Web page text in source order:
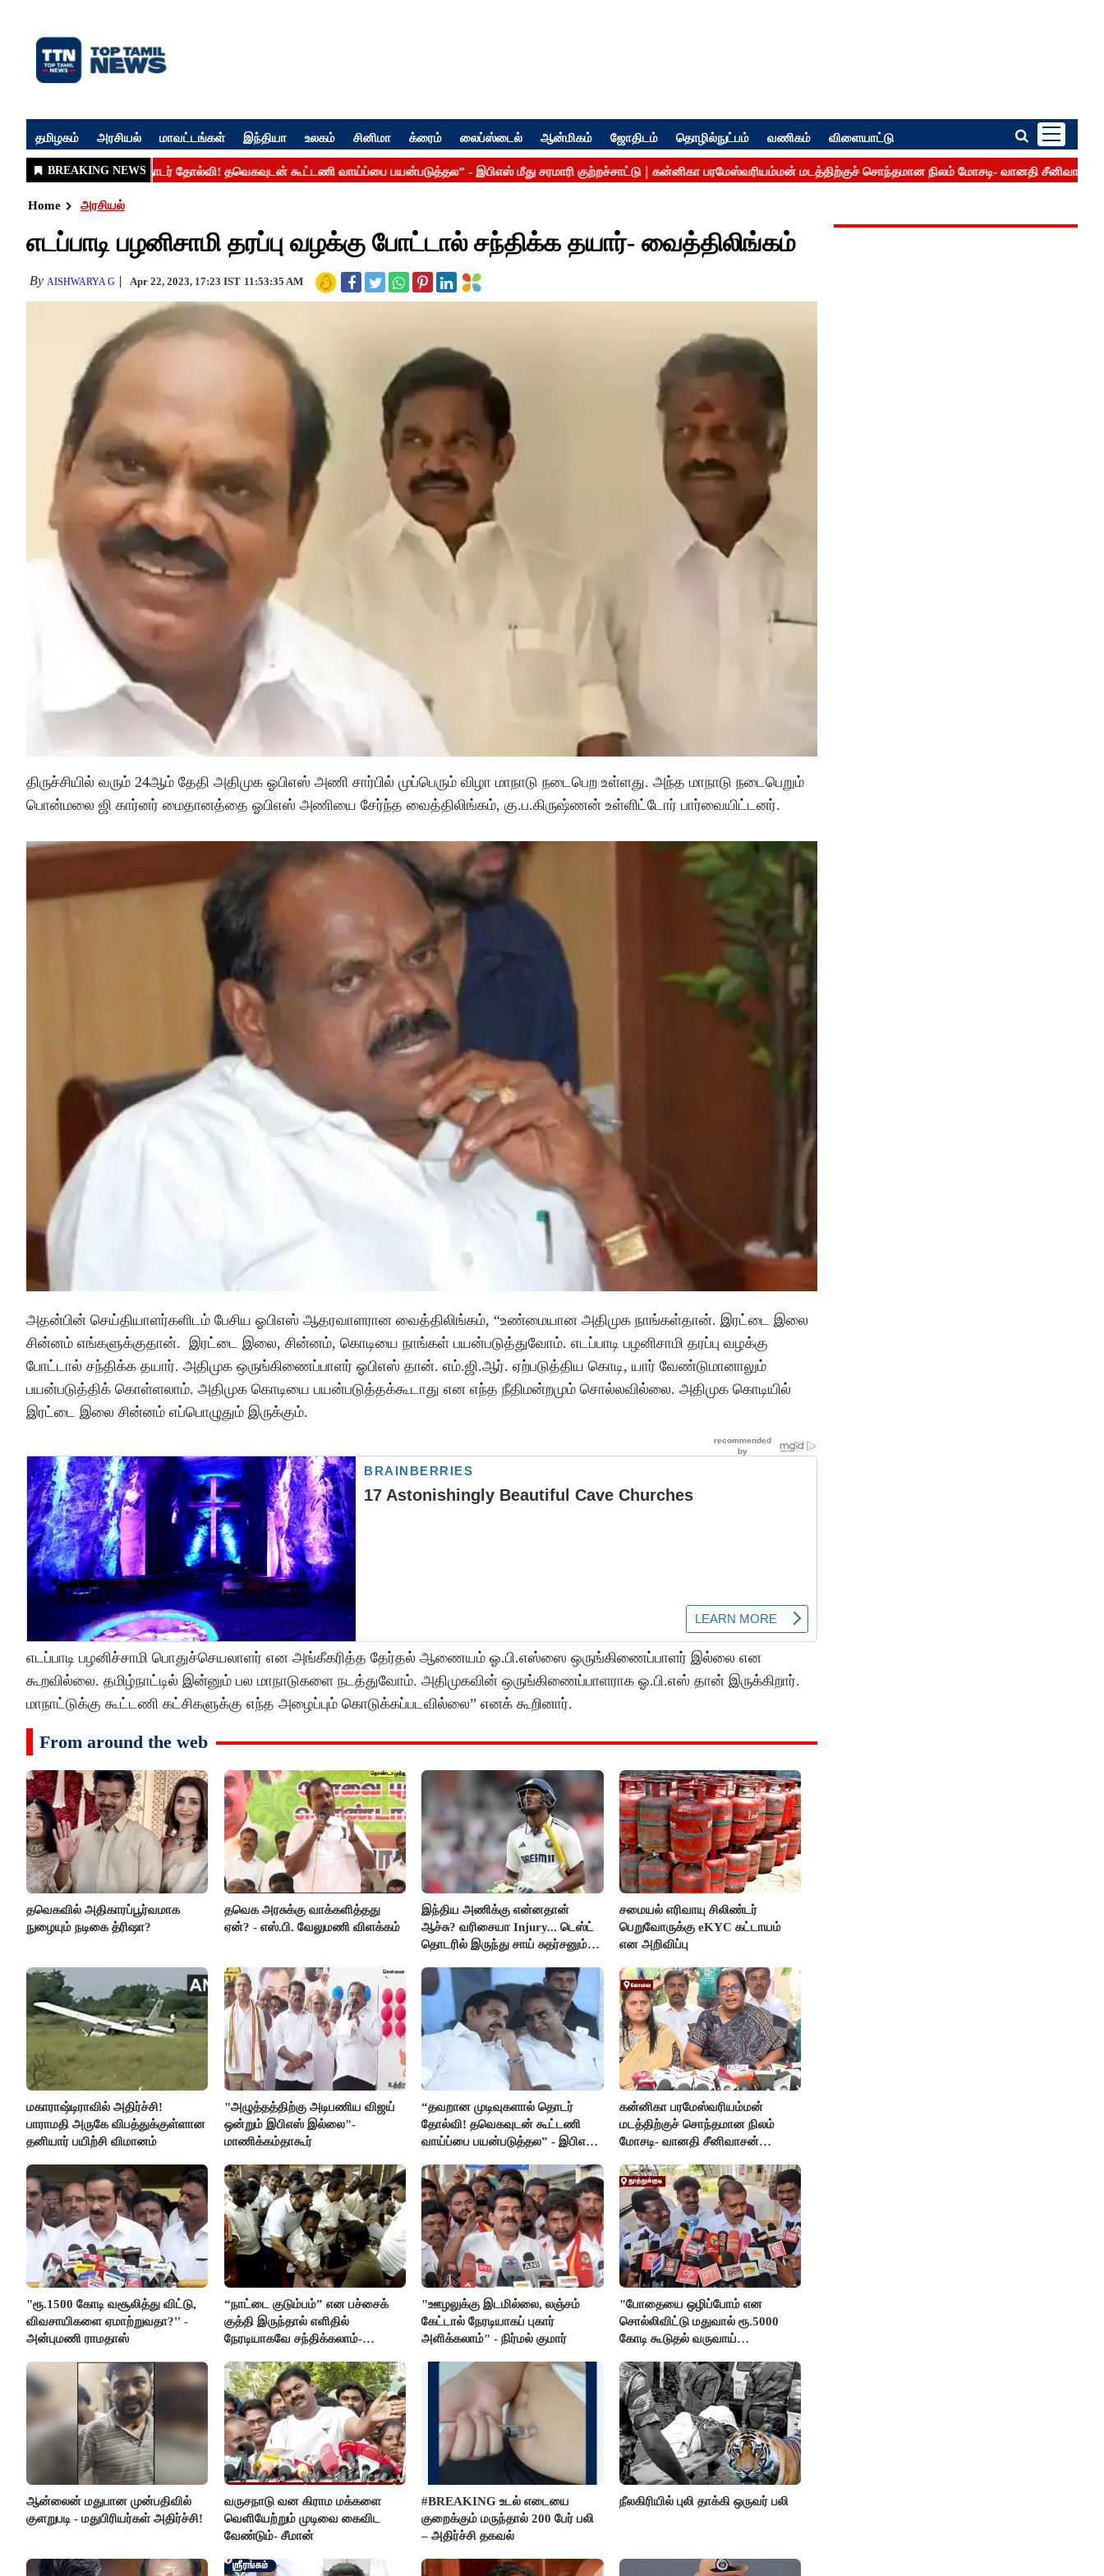
தமிழகம் அரசியல் மாவட்டங்கள் இந்தியா உலகம் சினிமா க்ரைம் லைப்ஸ்டைல் ஆன்மிகம் ஜோதிடம் தொழில்நுட்பம் வணிகம் விளையாட்டு
Home அரசியல்
எடப்பாடி பழனிசாமி தரப்பு வழக்கு போட்டால் சந்திக்க தயார்- வைத்திலிங்கம்
By AISHWARYA G Apr 22, 2023, 17:23 IST 11:53:35 AM
திருச்சியில் வரும் 24ஆம் தேதி அதிமுக ஓபிஎஸ் அணி சார்பில் முப்பெரும் விழா மாநாடு நடைபெற உள்ளது. அந்த மாநாடு நடைபெறும்
பொன்மலை ஜி கார்னர் மைதானத்தை ஓபிஎஸ் அணியை சேர்ந்த வைத்திலிங்கம், கு.ப.கிருஷ்ணன் உள்ளிட்டோர் பார்வையிட்டனர்.
அதன்பின் செய்தியாளர்களிடம் பேசிய ஓபிஎஸ் ஆதரவாளரான வைத்திலிங்கம், “உண்மையான அதிமுக நாங்கள்தான். இரட்டை இலை
சின்னம் எங்களுக்குதான். இரட்டை இலை, சின்னம், கொடியை நாங்கள் பயன்படுத்துவோம். எடப்பாடி பழனிசாமி தரப்பு வழக்கு
போட்டால் சந்திக்க தயார். அதிமுக ஒருங்கிணைப்பாளர் ஓபிஎஸ் தான். எம்.ஜி.ஆர். ஏற்படுத்திய கொடி, யார் வேண்டுமானாலும்
பயன்படுத்திக் கொள்ளலாம். அதிமுக கொடியை பயன்படுத்தக்கூடாது என எந்த நீதிமன்றமும் சொல்லவில்லை. அதிமுக கொடியில்
இரட்டை இலை சின்னம் எப்பொழுதும் இருக்கும்.
எடப்பாடி பழனிச்சாமி பொதுச்செயலாளர் என அங்கீகரித்த தேர்தல் ஆணையம் ஓ.பி.எஸ்ஸை ஒருங்கிணைப்பாளர் இல்லை என
கூறவில்லை. தமிழ்நாட்டில் இன்னும் பல மாநாடுகளை நடத்துவோம். அதிமுகவின் ஒருங்கிணைப்பாளராக ஓ.பி.எஸ் தான் இருக்கிறார்.
மாநாட்டுக்கு கூட்டணி கட்சிகளுக்கு எந்த அழைப்பும் கொடுக்கப்படவில்லை” எனக் கூறினார்.
From around the web
தவெகவில் அதிகாரப்பூர்வமாக
நுழையும் நடிகை த்ரிஷா?
தவெக அரசுக்கு வாக்களித்தது
ஏன்? - எஸ்.பி. வேலுமணி விளக்கம்
இந்திய அணிக்கு என்னதான்
ஆச்சு? வரிசையா Injury... டெஸ்ட்
தொடரில் இருந்து சாய் சுதர்சனும்
சமையல் எரிவாயு சிலிண்டர்
பெறுவோருக்கு eKYC கட்டாயம்
என அறிவிப்பு
மகாராஷ்டிராவில் அதிர்ச்சி!
பாராமதி அருகே விபத்துக்குள்ளான
தனியார் பயிற்சி விமானம்
"அழுத்தத்திற்கு அடிபணிய விஜய்
ஒன்றும் இபிஎஸ் இல்லை"-
மாணிக்கம்தாகூர்
“தவறான முடிவுகளால் தொடர்
தோல்வி! தவெகவுடன் கூட்டணி
வாய்ப்பை பயன்படுத்தல” - இபிஎஸ்
கன்னிகா பரமேஸ்வரியம்மன்
மடத்திற்குச் சொந்தமான நிலம்
மோசடி- வானதி சீனிவாசன்
"ரூ.1500 கோடி வசூலித்து விட்டு,
விவசாயிகளை ஏமாற்றுவதா?'' -
அன்புமணி ராமதாஸ்
“நாட்டை குடும்பம்” என பச்சைக்
குத்தி இருந்தால் எளிதில்
நேரடியாகவே சந்திக்கலாம்-
"ஊழலுக்கு இடமில்லை, லஞ்சம்
கேட்டால் நேரடியாகப் புகார்
அளிக்கலாம்" - நிர்மல் குமார்
"போதையை ஒழிப்போம் என
சொல்லிவிட்டு மதுவால் ரூ.5000
கோடி கூடுதல் வருவாய்
மார்க்கண்டேயன்
ஆன்லைன் மதுபான முன்பதிவில்
குளறுபடி - மதுபிரியர்கள் அதிர்ச்சி!
வருசநாடு வன கிராம மக்களை
வெளியேற்றும் முடிவை கைவிட
வேண்டும்- சீமான்
#BREAKING உடல் எடையை
குறைக்கும் மருந்தால் 200 பேர் பலி
– அதிர்ச்சி தகவல்
நீலகிரியில் புலி தாக்கி ஒருவர் பலி